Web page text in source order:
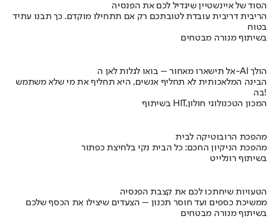
הסוד של איינשטיין שיגדיל לכם את הפנסיה
הריבית דריבית עובדת לטובתכם רק אם תתחילו מוקדם. כך תבנו עתיד
בטוח
בשיתוף מנורה מבטחים
אל תישארו מאחור – בואו לגלות לאן ה-AI הולך
הבינה המלאכותית לא תחליף אנשים, היא תחליף את מי שלא משתמש
בה!
בשיתוף HIT,המכון הטכנולוגי חולון
מהפכת הרובוטיקה לבית
מהפכת הניקיון החכם: כל הבית נקי בלחיצת כפתור
בשיתוף רונלייט
הטעויות שיחתכו לכם את קצבת הפנסיה
ממשיכת כספים ועד חוסר תכנון – הצעדים שיצילו את הכסף שלכם
בשיתוף מנורה מבטחים